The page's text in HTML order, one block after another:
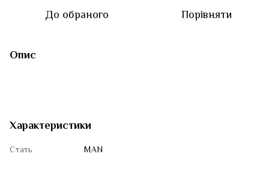
До обраного Порівняти
Опис
Характеристики
Стать MAN